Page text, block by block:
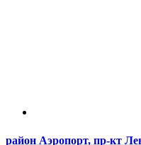
район Аэропорт, пр-кт